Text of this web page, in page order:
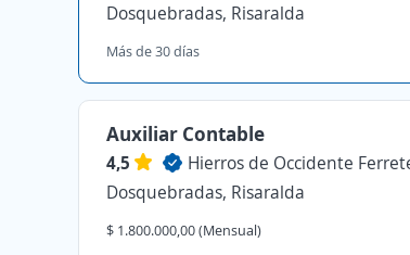
Dosquebradas, Risaralda
Más de 30 días
Auxiliar Contable
4,5
Hierros de Occidente
Dosquebradas, Risaralda
$ 1.800.000,00 (Mensual)